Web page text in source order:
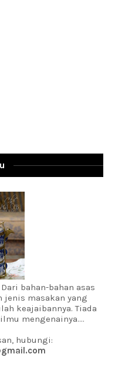
bahan-bahan asas
jenis masakan yang
keajaibannya. Tiada
mengenainya....
hubungi: